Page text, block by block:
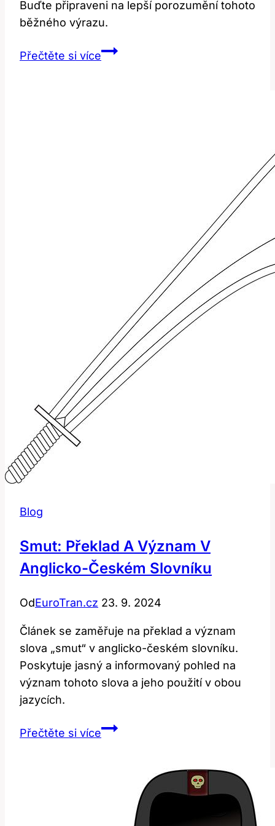
Buďte připraveni na lepší porozumění tohoto
běžného výrazu.
Přečtěte si víceShopper:
Blog
Smut: Překlad A Význam V
Anglicko-Českém Slovníku
OdEuroTran.cz 23. 9. 2024
Článek se zaměřuje na překlad a význam
slova „smut“ v anglicko-českém slovníku.
Poskytuje jasný a informovaný pohled na
význam tohoto slova a jeho použití v obou
jazycích.
Přečtěte si víceSmut:
anglicko-